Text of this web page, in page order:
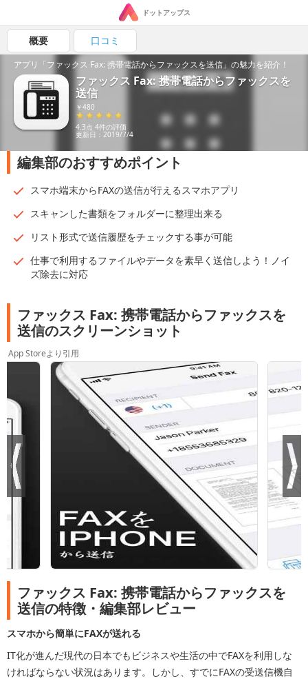
ドットアップス
概要 口コミ
アプリ「ファックス Fax: 携帯電話からファックスを送信」の魅力を紹介！
ファックス Fax: 携帯電話からファックスを
送信
￥480
4.3点 4件の評価
更新日：2019/7/4
編集部のおすすめポイント
スマホ端末からFAXの送信が行えるスマホアプリ
スキャンした書類をフォルダーに整理出来る
リスト形式で送信履歴をチェックする事が可能
仕事で利用するファイルやデータを素早く送信しよう！ノイ
ズ除去に対応
ファックス Fax: 携帯電話からファックスを
送信のスクリーンショット
App Storeより引用
ファックス Fax: 携帯電話からファックスを
送信の特徴・編集部レビュー
スマホから簡単にFAXが送れる
IT化が進んだ現代の日本でもビジネスや生活の中でFAXを利用しな
ければならない状況はあります。しかし、すでにFAXの受送信機自